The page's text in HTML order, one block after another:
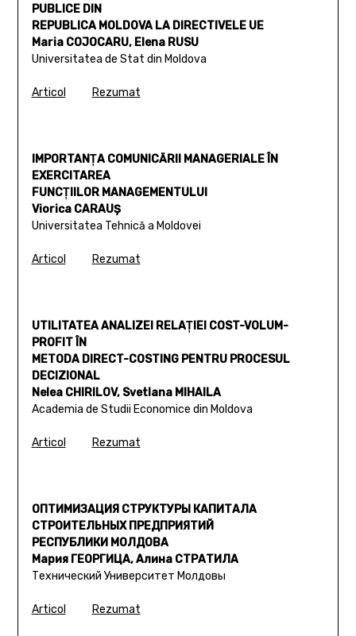
PUBLICE DIN
REPUBLICA MOLDOVA LA DIRECTIVELE UE
Maria COJOCARU, Elena RUSU
Universitatea de Stat din Moldova
Articol Rezumat
IMPORTANŢA COMUNICĂRII MANAGERIALE ÎN
EXERCITAREA
FUNCŢIILOR MANAGEMENTULUI
Viorica CARAUŞ
Universitatea Tehnică a Moldovei
Articol Rezumat
UTILITATEA ANALIZEI RELAŢIEI COST-VOLUM-
PROFIT ÎN
METODA DIRECT-COSTING PENTRU PROCESUL
DECIZIONAL
Nelea CHIRILOV, Svetlana MIHAILA
Academia de Studii Economice din Moldova
Articol Rezumat
ОПТИМИЗАЦИЯ СТРУКТУРЫ КАПИТАЛА
СТРОИТЕЛЬНЫХ ПРЕДПРИЯТИЙ
РЕСПУБЛИКИ МОЛДОВА
Мария ГЕОРГИЦА, Алина СТРАТИЛА
Технический Университет Молдовы
Articol Rezumat